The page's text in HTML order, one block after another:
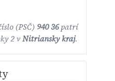
(PSČ) 940 36patrí
2 vNitriansky kraj.